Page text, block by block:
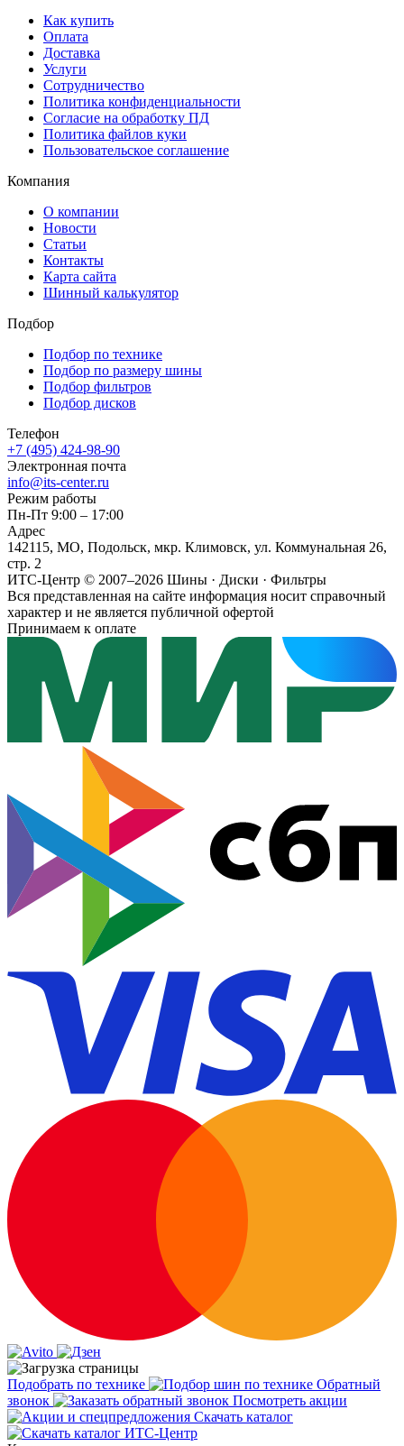
Как купить
Оплата
Доставка
Услуги
Сотрудничество
Политика конфиденциальности
Согласие на обработку ПД
Политика файлов куки
Пользовательское соглашение
Компания
О компании
Новости
Статьи
Контакты
Карта сайта
Шинный калькулятор
Подбор
Подбор по технике
Подбор по размеру шины
Подбор фильтров
Подбор дисков
Телефон
+7 (495) 424-98-90
Электронная почта
info@its-center.ru
Режим работы
Пн-Пт 9:00 – 17:00
Адрес
142115, МО, Подольск, мкр. Климовск, ул. Коммунальная 26,
стр. 2
ИТС-Центр © 2007–2026 Шины · Диски · Фильтры
Вся представленная на сайте информация носит справочный
характер и не является публичной офертой
Принимаем к оплате
Подобрать по технике
Обратный
звонок
Посмотреть акции
Скачать каталог